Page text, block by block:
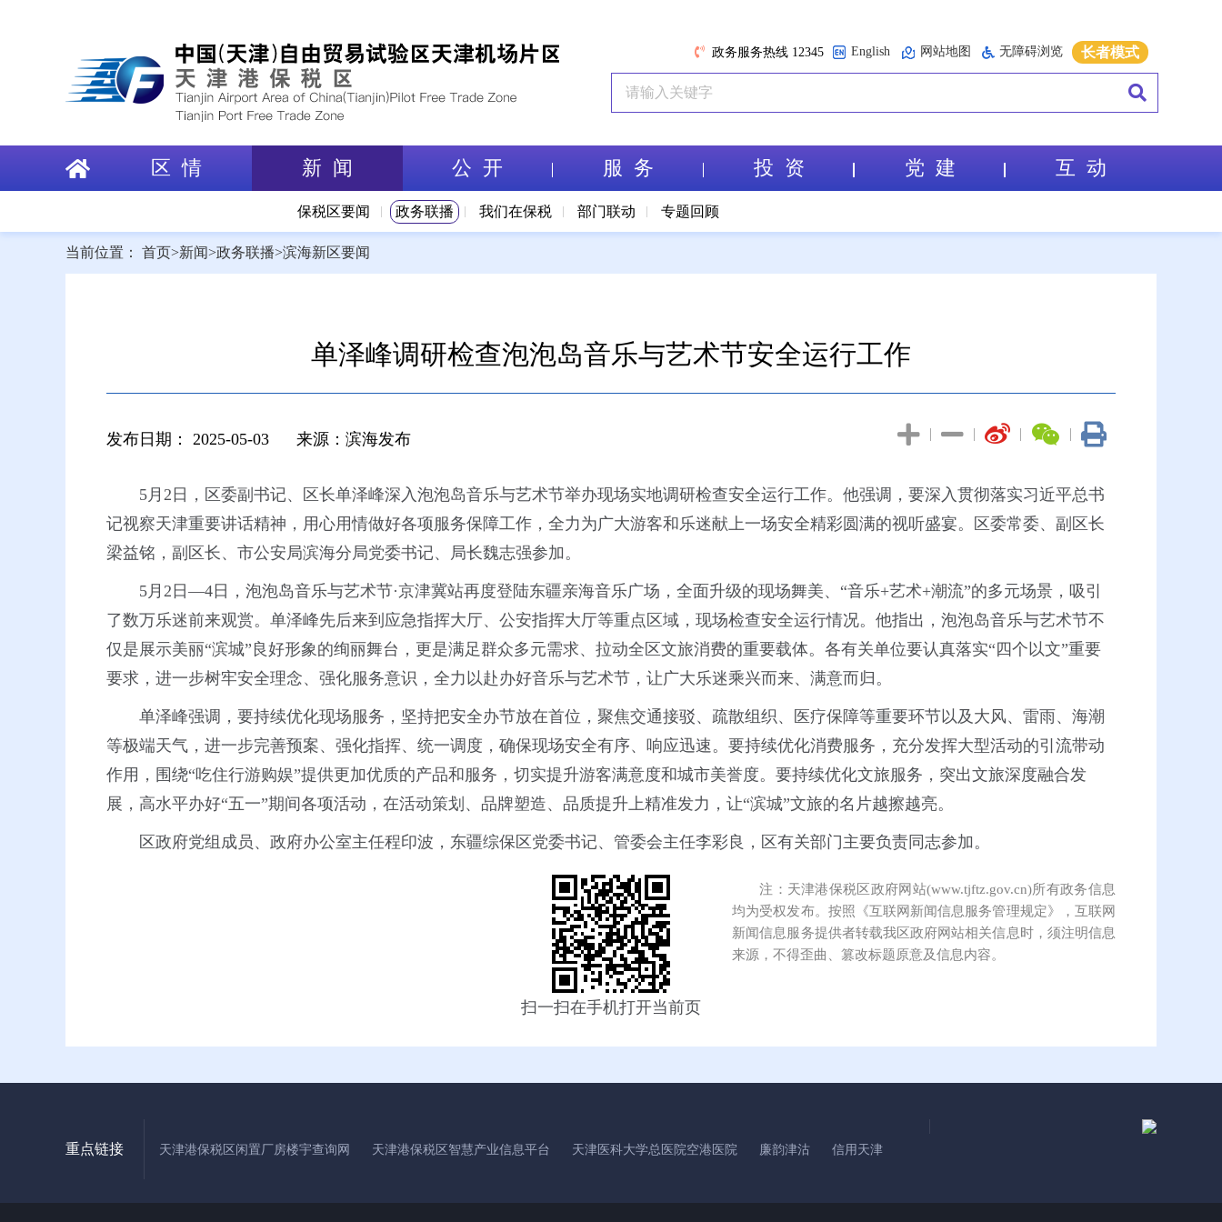
政务服务热线 12345 English 网站地图 无障碍浏览 长者模式
区 情 新 闻
保税区要闻 政务联播 我们在保税 部门联动 专题回顾
公 开 服 务 投 资 党 建 互 动
当前位置： 首页>新闻>政务联播>滨海新区要闻
单泽峰调研检查泡泡岛音乐与艺术节安全运行工作
发布日期： 2025-05-03 来源：滨海发布 |
|
|
|
5月2日，区委副书记、区长单泽峰深入泡泡岛音乐与艺术节举办现场实地调研检查安全运行工作。他强调，要深入贯彻落实习近平总书
记视察天津重要讲话精神，用心用情做好各项服务保障工作，全力为广大游客和乐迷献上一场安全精彩圆满的视听盛宴。区委常委、副区长
梁益铭，副区长、市公安局滨海分局党委书记、局长魏志强参加。
5月2日—4日，泡泡岛音乐与艺术节·京津冀站再度登陆东疆亲海音乐广场，全面升级的现场舞美、“音乐+艺术+潮流”的多元场景，吸引
了数万乐迷前来观赏。单泽峰先后来到应急指挥大厅、公安指挥大厅等重点区域，现场检查安全运行情况。他指出，泡泡岛音乐与艺术节不
仅是展示美丽“滨城”良好形象的绚丽舞台，更是满足群众多元需求、拉动全区文旅消费的重要载体。各有关单位要认真落实“四个以文”重要
要求，进一步树牢安全理念、强化服务意识，全力以赴办好音乐与艺术节，让广大乐迷乘兴而来、满意而归。
单泽峰强调，要持续优化现场服务，坚持把安全办节放在首位，聚焦交通接驳、疏散组织、医疗保障等重要环节以及大风、雷雨、海潮
等极端天气，进一步完善预案、强化指挥、统一调度，确保现场安全有序、响应迅速。要持续优化消费服务，充分发挥大型活动的引流带动
作用，围绕“吃住行游购娱”提供更加优质的产品和服务，切实提升游客满意度和城市美誉度。要持续优化文旅服务，突出文旅深度融合发
展，高水平办好“五一”期间各项活动，在活动策划、品牌塑造、品质提升上精准发力，让“滨城”文旅的名片越擦越亮。
区政府党组成员、政府办公室主任程印波，东疆综保区党委书记、管委会主任李彩良，区有关部门主要负责同志参加。
扫一扫在手机打开当前页
注：天津港保税区政府网站(www.tjftz.gov.cn)所有政务信息
均为受权发布。按照《互联网新闻信息服务管理规定》，互联网
新闻信息服务提供者转载我区政府网站相关信息时，须注明信息
来源，不得歪曲、篡改标题原意及信息内容。
重点链接 天津港保税区闲置厂房楼宇查询网 天津港保税区智慧产业信息平台 天津医科大学总医院空港医院 廉韵津沽 信用天津